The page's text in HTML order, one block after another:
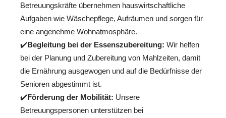
Betreuungskräfte übernehmen hauswirtschaftliche
Aufgaben wie Wäschepflege, Aufräumen und sorgen für
eine angenehme Wohnatmosphäre.
✔️Begleitung bei der Essenszubereitung: Wir helfen
bei der Planung und Zubereitung von Mahlzeiten, damit
die Ernährung ausgewogen und auf die Bedürfnisse der
Senioren abgestimmt ist.
✔️Förderung der Mobilität: Unsere
Betreuungspersonen unterstützen bei